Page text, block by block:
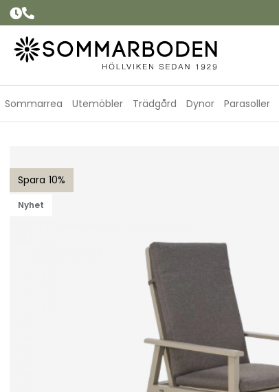
Sommarrea Utemöbler Trädgård Dynor Parasoller
10
Nyhet